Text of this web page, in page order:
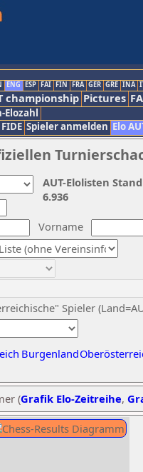
ENG ESP FAI FIN FRA GER GRE INA
championship Pictures
Elozahl
FIDE Spieler anmelden Elo
Vorname
Spieler
Burgenland
AUT-Elolisten
6.936
(Grafik Elo-Zeitreihe,